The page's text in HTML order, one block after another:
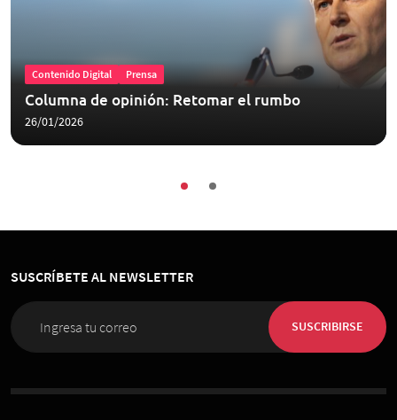
Contenido Digital Prensa
Columna de opinión: Retomar el rumbo
26/01/2026
SUSCRÍBETE AL NEWSLETTER
SUSCRIBIRSE